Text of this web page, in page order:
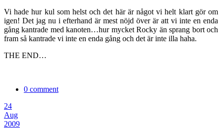
Vi hade hur kul som helst och det här är något vi helt klart gör om
igen! Det jag nu i efterhand är mest nöjd över är att vi inte en enda
gång kantrade med kanoten…hur mycket Rocky än sprang bort och
fram så kantrade vi inte en enda gång och det är inte illa haha.
THE END…
0 comment
24
Aug
2009